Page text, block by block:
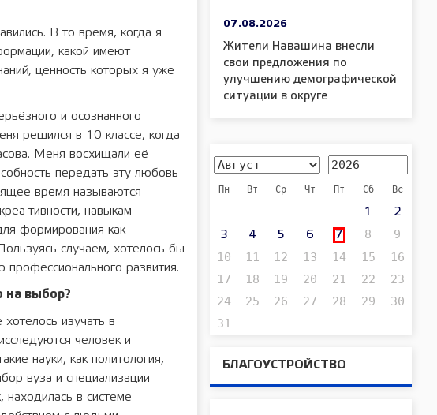
В то время, когда я
какой имеют
ценность которых я уже
и осознанного
решился в 10 классе, когда
Меня восхищали её
передать эту любовь
время называются
тивности, навыкам
формирования как
случаем, хотелось бы
развития.
на выбор?
изучать в
человек и
науки, как политология,
вуза и специализации
в системе
07.08.2026
Жители Навашина внесли
свои предложения по
улучшению демографической
ситуации в округе
Пн Вт Ср Чт Пт Сб Вс
1 2
3 4 5 6 7 8
9
10
11 12 13 14 15
16
17
18 19 20 21 22
23
24
25 26 27 28 29
30
31
БЛАГОУСТРОЙСТВО